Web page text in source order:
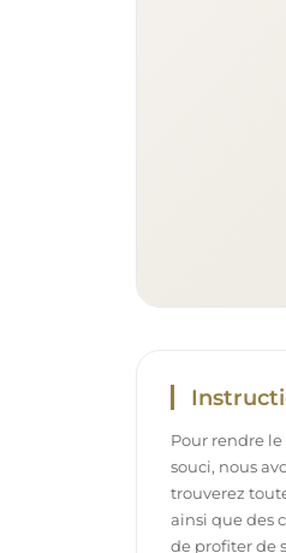
Pour rendre
souci, nous
trouverez
ainsi que des
de profiter de